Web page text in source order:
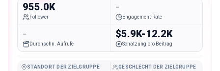
955.0K
Follower
-
Engagement-Rate
-
Durchschn. Aufrufe
$5.9K-12.2K
Schätzung pro Beitrag
STANDORT DER ZIELGRUPPE GESCHLECHT DER ZIELGRUPPE